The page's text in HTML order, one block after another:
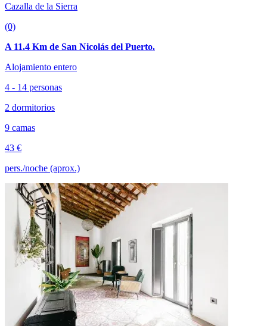
Cazalla de la Sierra
(0)
A 11.4 Km de San Nicolás del Puerto.
Alojamiento entero
4 - 14 personas
2 dormitorios
9 camas
43 €
pers./noche (aprox.)